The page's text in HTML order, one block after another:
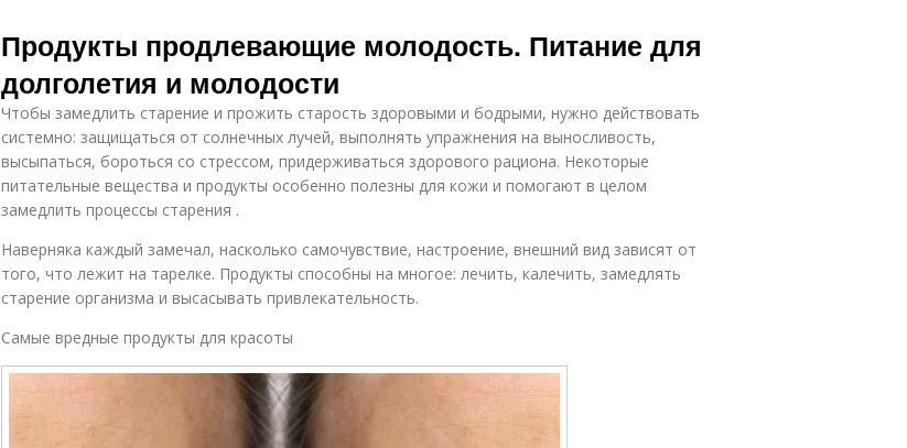
Продукты продлевающие молодость. Питание для
долголетия и молодости
Чтобы замедлить старение и прожить старость здоровыми и бодрыми, нужно действовать
системно: защищаться от солнечных лучей, выполнять упражнения на выносливость,
высыпаться, бороться со стрессом, придерживаться здорового рациона. Некоторые
питательные вещества и продукты особенно полезны для кожи и помогают в целом
замедлить процессы старения .
Наверняка каждый замечал, насколько самочувствие, настроение, внешний вид зависят от
того, что лежит на тарелке. Продукты способны на многое: лечить, калечить, замедлять
старение организма и высасывать привлекательность.
Самые вредные продукты для красоты